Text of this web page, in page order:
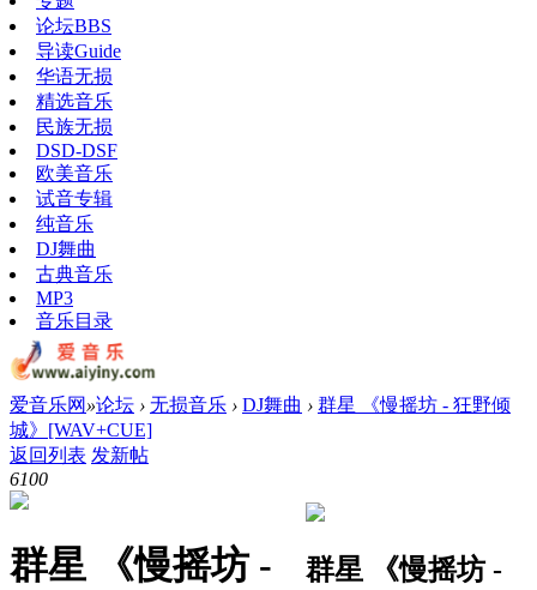
论坛BBS
导读Guide
华语无损
精选音乐
民族无损
DSD-DSF
欧美音乐
试音专辑
纯音乐
DJ舞曲
古典音乐
MP3
音乐目录
爱音乐网 »论坛 › 无损音乐 › DJ舞曲 › 群星 《慢摇坊 - 狂野倾
城》[WAV+CUE]
返回列表 发新帖
6100
群星 《慢摇坊 -
群星 《慢摇坊 -